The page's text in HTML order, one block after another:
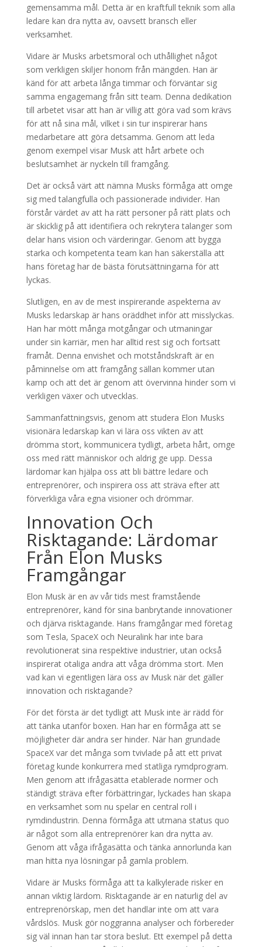
gemensamma mål. Detta är en kraftfull teknik som alla
ledare kan dra nytta av, oavsett bransch eller
verksamhet.
Vidare är Musks arbetsmoral och uthållighet något
som verkligen skiljer honom från mängden. Han är
känd för att arbeta långa timmar och förväntar sig
samma engagemang från sitt team. Denna dedikation
till arbetet visar att han är villig att göra vad som krävs
för att nå sina mål, vilket i sin tur inspirerar hans
medarbetare att göra detsamma. Genom att leda
genom exempel visar Musk att hårt arbete och
beslutsamhet är nyckeln till framgång.
Det är också värt att nämna Musks förmåga att omge
sig med talangfulla och passionerade individer. Han
förstår värdet av att ha rätt personer på rätt plats och
är skicklig på att identifiera och rekrytera talanger som
delar hans vision och värderingar. Genom att bygga
starka och kompetenta team kan han säkerställa att
hans företag har de bästa förutsättningarna för att
lyckas.
Slutligen, en av de mest inspirerande aspekterna av
Musks ledarskap är hans oräddhet inför att misslyckas.
Han har mött många motgångar och utmaningar
under sin karriär, men har alltid rest sig och fortsatt
framåt. Denna envishet och motståndskraft är en
påminnelse om att framgång sällan kommer utan
kamp och att det är genom att övervinna hinder som vi
verkligen växer och utvecklas.
Sammanfattningsvis, genom att studera Elon Musks
visionära ledarskap kan vi lära oss vikten av att
drömma stort, kommunicera tydligt, arbeta hårt, omge
oss med rätt människor och aldrig ge upp. Dessa
lärdomar kan hjälpa oss att bli bättre ledare och
entreprenörer, och inspirera oss att sträva efter att
förverkliga våra egna visioner och drömmar.
Innovation Och
Risktagande: Lärdomar
Från Elon Musks
Framgångar
Elon Musk är en av vår tids mest framstående
entreprenörer, känd för sina banbrytande innovationer
och djärva risktagande. Hans framgångar med företag
som Tesla, SpaceX och Neuralink har inte bara
revolutionerat sina respektive industrier, utan också
inspirerat otaliga andra att våga drömma stort. Men
vad kan vi egentligen lära oss av Musk när det gäller
innovation och risktagande?
För det första är det tydligt att Musk inte är rädd för
att tänka utanför boxen. Han har en förmåga att se
möjligheter där andra ser hinder. När han grundade
SpaceX var det många som tvivlade på att ett privat
företag kunde konkurrera med statliga rymdprogram.
Men genom att ifrågasätta etablerade normer och
ständigt sträva efter förbättringar, lyckades han skapa
en verksamhet som nu spelar en central roll i
rymdindustrin. Denna förmåga att utmana status quo
är något som alla entreprenörer kan dra nytta av.
Genom att våga ifrågasätta och tänka annorlunda kan
man hitta nya lösningar på gamla problem.
Vidare är Musks förmåga att ta kalkylerade risker en
annan viktig lärdom. Risktagande är en naturlig del av
entreprenörskap, men det handlar inte om att vara
vårdslös. Musk gör noggranna analyser och förbereder
sig väl innan han tar stora beslut. Ett exempel på detta